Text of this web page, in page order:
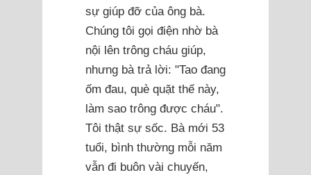
sự giúp đỡ của ông bà.
Chúng tôi gọi điện nhờ bà
nội lên trông cháu giúp,
nhưng bà trả lời: "Tao đang
ốm đau, què quặt thế này,
làm sao trông được cháu".
Tôi thật sự sốc. Bà mới 53
tuổi, bình thường mỗi năm
vẫn đi buôn vài chuyến,